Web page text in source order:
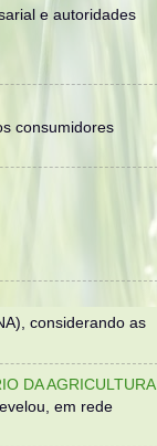
e autoridades
consumidores
considerando as
DA AGRICULTURA
em rede